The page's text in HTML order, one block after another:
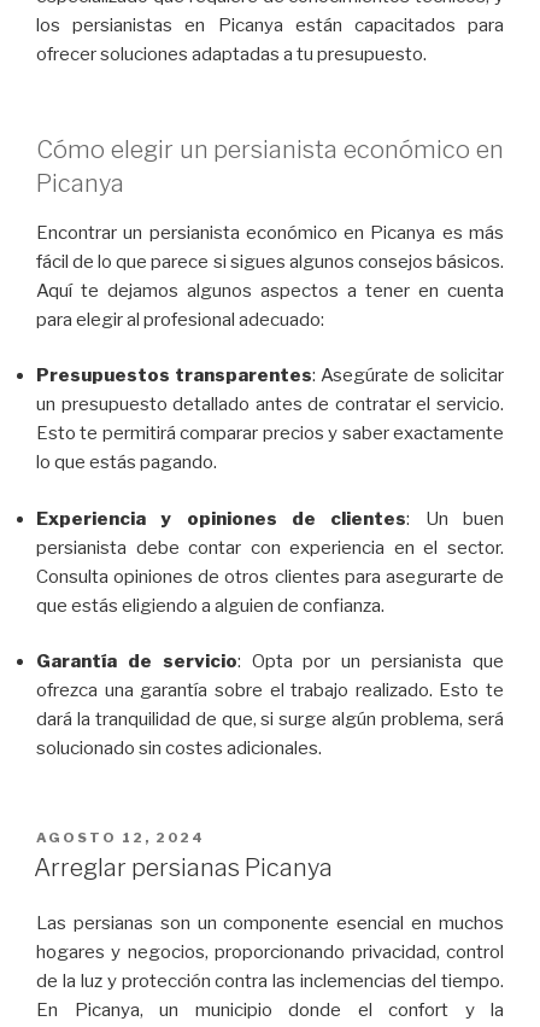
los persianistas en Picanya están capacitados para
ofrecer soluciones adaptadas a tu presupuesto.
Cómo elegir un persianista económico en
Picanya
Encontrar un persianista económico en Picanya es más
fácil de lo que parece si sigues algunos consejos básicos.
Aquí te dejamos algunos aspectos a tener en cuenta
para elegir al profesional adecuado:
Presupuestos transparentes: Asegúrate de solicitar
un presupuesto detallado antes de contratar el servicio.
Esto te permitirá comparar precios y saber exactamente
lo que estás pagando.
Experiencia y opiniones de clientes: Un buen
persianista debe contar con experiencia en el sector.
Consulta opiniones de otros clientes para asegurarte de
que estás eligiendo a alguien de confianza.
Garantía de servicio: Opta por un persianista que
ofrezca una garantía sobre el trabajo realizado. Esto te
dará la tranquilidad de que, si surge algún problema, será
solucionado sin costes adicionales.
PUBLICADO
EL
AGOSTO 12, 2024
Arreglar persianas Picanya
Las persianas son un componente esencial en muchos
hogares y negocios, proporcionando privacidad, control
de la luz y protección contra las inclemencias del tiempo.
En Picanya, un municipio donde el confort y la